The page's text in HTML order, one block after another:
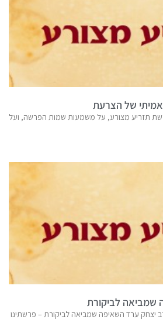
של הצרעת
תזריע מצורע, על משמעות שמות הפרשה, ועל
שמביאה לביקורת
יצחק ערד השאיפה שמביאה לביקורת – פרשתינו